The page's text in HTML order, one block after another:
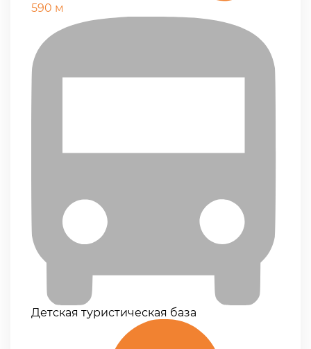
590 м
Детская туристическая база